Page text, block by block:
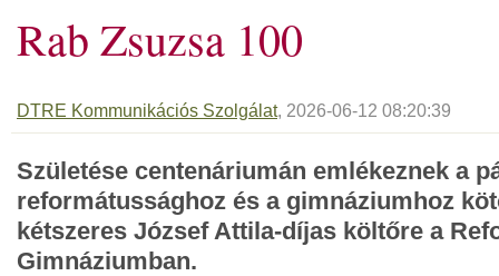
Rab Zsuzsa 100
DTRE Kommunikációs Szolgálat, 2026-06-12 08:20:39
Születése centenáriumán emlékeznek a
reformátussághoz és a gimnáziumhoz
kétszeres József Attila-díjas költőre a
Gimnáziumban.